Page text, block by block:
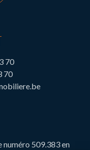
70
70
509.383 en